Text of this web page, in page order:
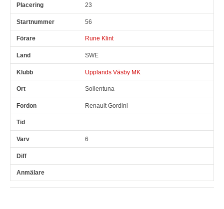
23
56
Rune Klint
SWE
Upplands Väsby MK
Sollentuna
Renault Gordini
6